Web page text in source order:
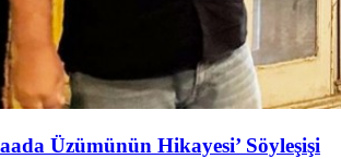
Üzümünün Hikayesi’ Söyleşişi